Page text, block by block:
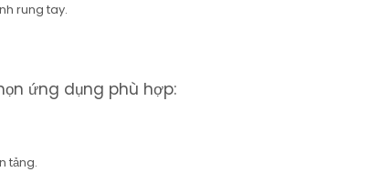
rung tay.
ứng dụng phù hợp:
tảng.